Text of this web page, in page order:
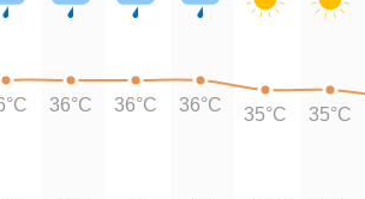
36°C 36°C 36°C 35°C 35°C